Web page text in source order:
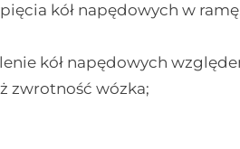
kół napędowych w
kół napędowych
zwrotność wózka;